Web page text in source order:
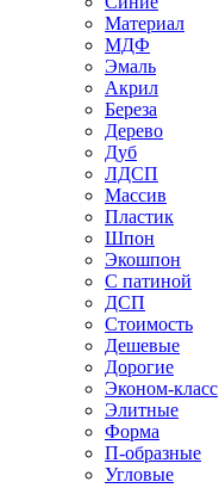
Материал
МДФ
Эмаль
Акрил
Береза
Дерево
Дуб
ЛДСП
Массив
Пластик
Шпон
Экошпон
С патиной
ДСП
Стоимость
Дешевые
Дорогие
Эконом-класс
Элитные
Форма
П-образные
Угловые